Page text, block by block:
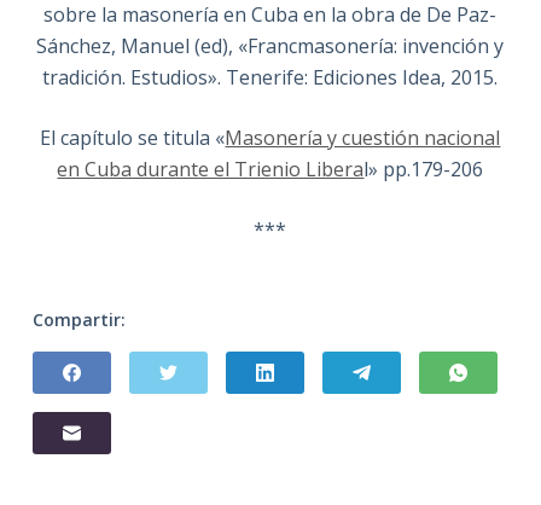
sobre la masonería en Cuba en la obra de De Paz-
Sánchez, Manuel (ed), «Francmasonería: invención y
tradición. Estudios». Tenerife: Ediciones Idea, 2015.
El capítulo se titula «Masonería y cuestión nacional
en Cuba durante el Trienio Liberal» pp.179-206
***
Compartir: